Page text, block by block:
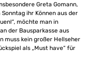
Greta Gomann,
ihr Können aus der
möchte man in
der Bausparkasse aus
muss kein großer Hellseher
als „Must have“ für